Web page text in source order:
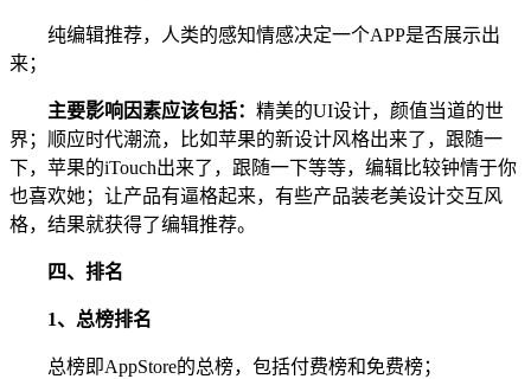
纯编辑推荐，人类的感知情感决定一个APP是否展示出
来；
主要影响因素应该包括： 精美的UI设计，颜值当道的世
界；顺应时代潮流，比如苹果的新设计风格出来了，跟随一
下，苹果的iTouch出来了，跟随一下等等，编辑比较钟情于你
也喜欢她；让产品有逼格起来，有些产品装老美设计交互风
格，结果就获得了编辑推荐。
四、排名
1、总榜排名
总榜即AppStore的总榜，包括付费榜和免费榜；